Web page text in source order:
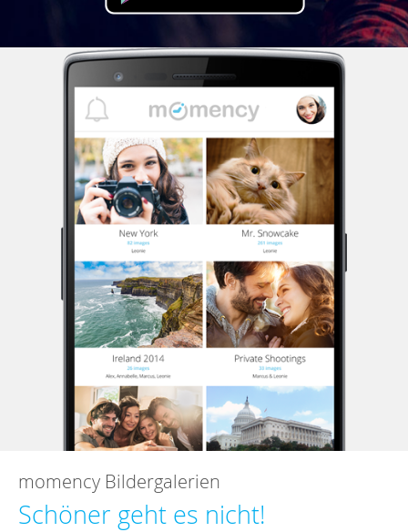
momency Bildergalerien
Schöner geht es nicht!